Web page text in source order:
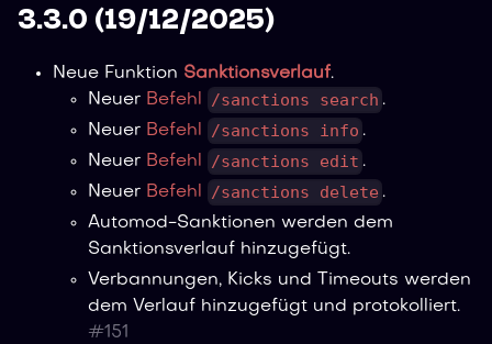
3.3.0 (19/12/2025)
Neue Funktion Sanktionsverlauf.
Neuer Befehl /sanctions search .
Neuer Befehl /sanctions info .
Neuer Befehl /sanctions edit .
Neuer Befehl /sanctions delete .
Automod-Sanktionen werden dem
Sanktionsverlauf hinzugefügt.
Verbannungen, Kicks und Timeouts werden
dem Verlauf hinzugefügt und protokolliert.
#151